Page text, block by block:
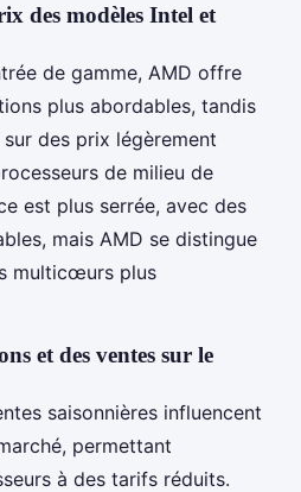
des modèles Intel et
de gamme, AMD offre
plus abordables, tandis
des prix légèrement
de milieu de
est plus serrée, avec des
mais AMD se distingue
multicœurs plus
et des ventes sur le
saisonnières influencent
permettant
à des tarifs réduits.